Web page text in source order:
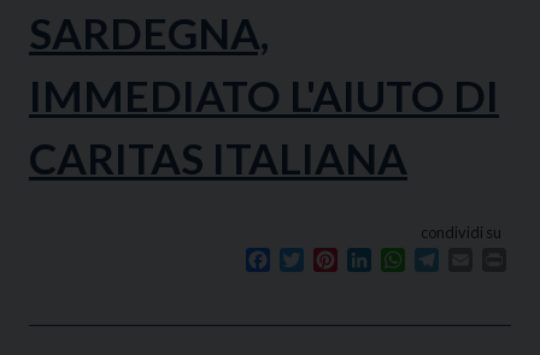
SARDEGNA,
IMMEDIATO L'AIUTO DI
CARITAS ITALIANA
condividi su
Facebook
TwitterPinterestLinkedInWhatsApp